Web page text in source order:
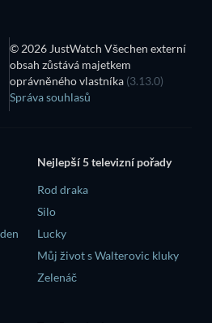
© 2026 JustWatch Všechen externí
obsah zůstává majetkem
oprávněného vlastníka (3.13.0)
Správa souhlasů
Nejlepší 5 televizní pořady
Rod draka
Silo
Lucky
Můj život s Walterovic kluky
Zelenáč